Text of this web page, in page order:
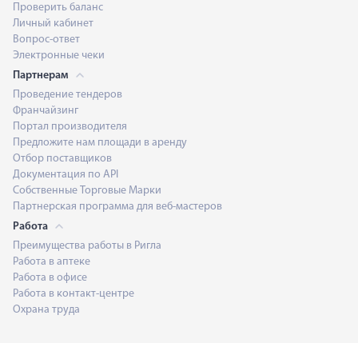
Проверить баланс
Личный кабинет
Вопрос-ответ
Электронные чеки
Партнерам
Проведение тендеров
Франчайзинг
Портал производителя
Предложите нам площади в аренду
Отбор поставщиков
Документация по API
Собственные Торговые Марки
Партнерская программа для веб-мастеров
Работа
Преимущества работы в Ригла
Работа в аптеке
Работа в офисе
Работа в контакт-центре
Охрана труда